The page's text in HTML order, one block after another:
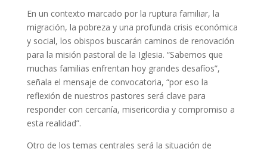
En un contexto marcado por la ruptura familiar, la
migración, la pobreza y una profunda crisis económica
y social, los obispos buscarán caminos de renovación
para la misión pastoral de la Iglesia. “Sabemos que
muchas familias enfrentan hoy grandes desafíos”,
señala el mensaje de convocatoria, “por eso la
reflexión de nuestros pastores será clave para
responder con cercanía, misericordia y compromiso a
esta realidad”.
Otro de los temas centrales será la situación de